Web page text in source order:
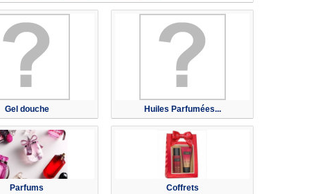
Gel douche Huiles Parfumées...
Parfums Coffrets